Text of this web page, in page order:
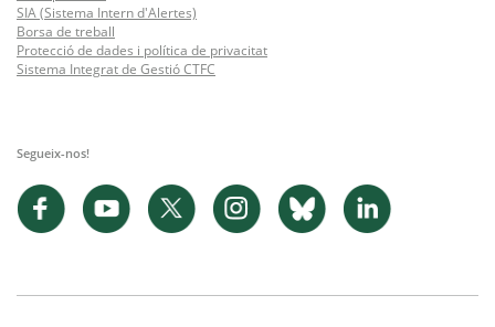
SIA (Sistema Intern d'Alertes)
Borsa de treball
Protecció de dades i política de privacitat
Sistema Integrat de Gestió CTFC
Segueix-nos!